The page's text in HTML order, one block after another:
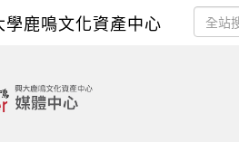
學鹿鳴文化資產中心